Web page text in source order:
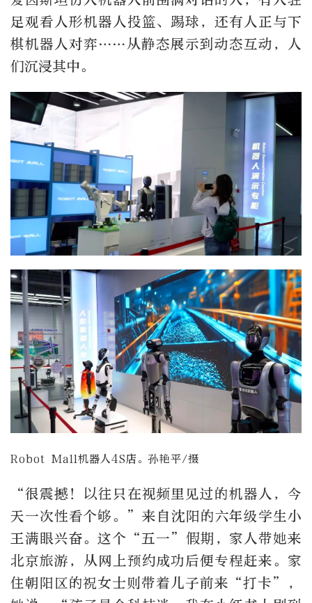
足观看人形机器人投篮、踢球，还有人正与下
棋机器人对弈……从静态展示到动态互动，人
们沉浸其中。
Robot Mall机器人4S店。孙艳平/摄
“很震撼！以往只在视频里见过的机器人，今
天一次性看个够。”来自沈阳的六年级学生小
王满眼兴奋。这个“五一”假期，家人带她来
北京旅游，从网上预约成功后便专程赶来。家
住朝阳区的祝女士则带着儿子前来“打卡”，